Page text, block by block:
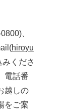
、
hiroyu
くださ
電話番
越しの
をご案